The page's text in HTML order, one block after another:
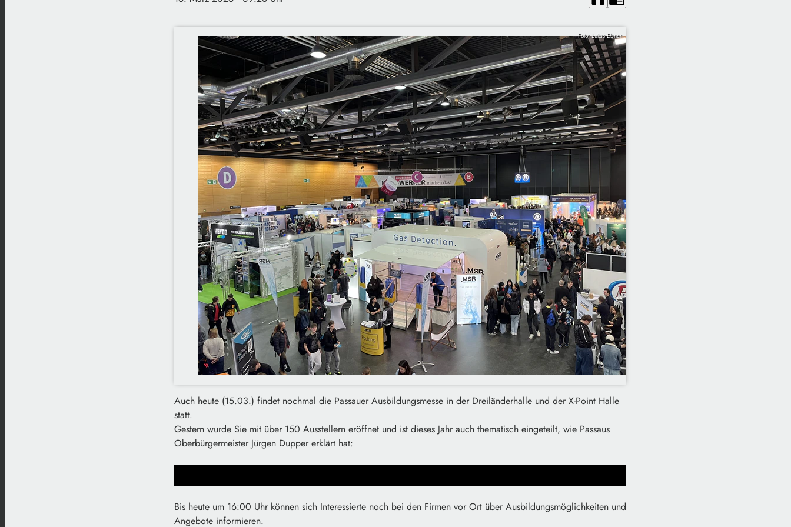
Foto: Lukas Ebner
Auch heute (15.03.) findet nochmal die Passauer Ausbildungsmesse in der Dreiländerhalle und der X-Point Halle
statt.
Gestern wurde Sie mit über 150 Ausstellern eröffnet und ist dieses Jahr auch thematisch eingeteilt, wie Passaus
Oberbürgermeister Jürgen Dupper erklärt hat:
Bis heute um 16:00 Uhr können sich Interessierte noch bei den Firmen vor Ort über Ausbildungsmöglichkeiten und
Angebote informieren.